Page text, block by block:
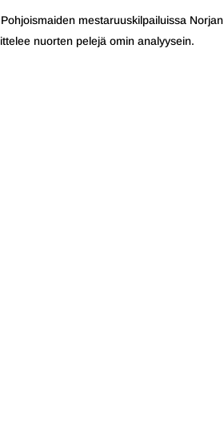
mestaruuskilpailuissa Norjan
nuorten pelejä omin analyysein.